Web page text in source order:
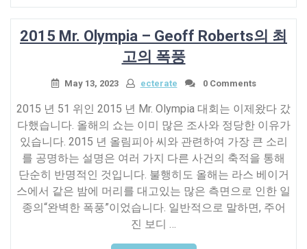
하
고
규
정
준
여
정”
해
관
계
자
는
Mayweather/Pacquio
의
TV
권
리
에
대
한
2015 Mr. Olympia – Geoff Roberts의 최
고의 폭풍
May 13, 2023 ecterate 0 Comments
2015 년 51 위인 2015 년 Mr. Olympia 대회는 이제왔다 갔
다했습니다. 올해의 쇼는 이미 많은 조사와 정당한 이유가
있습니다. 2015 년 올림피아 씨와 관련하여 가장 큰 소리
를 공명하는 설명은 여러 가지 다른 사건의 축적을 통해
단순히 반명적인 것입니다. 불행히도 올해는 라스 베이거
스에서 같은 밤에 머리를 대고있는 많은 측면으로 인한 일
종의“완벽한 폭풍”이었습니다. 일반적으로 말하면, 주어
진 보디 …